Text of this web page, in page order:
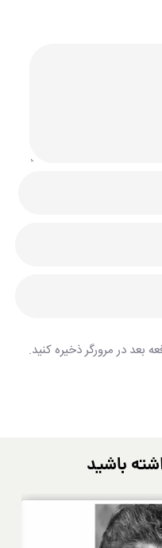
بعد در مرورگر ذخیره کنید.
باشید